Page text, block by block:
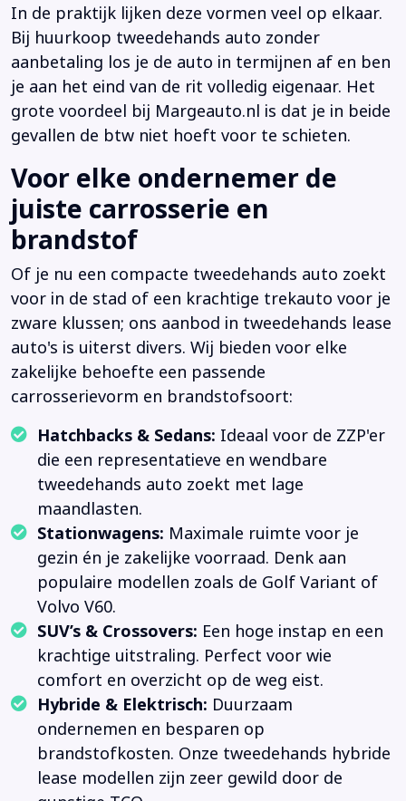
In de praktijk lijken deze vormen veel op elkaar.
Bij huurkoop tweedehands auto zonder
aanbetaling los je de auto in termijnen af en ben
je aan het eind van de rit volledig eigenaar. Het
grote voordeel bij Margeauto.nl is dat je in beide
gevallen de btw niet hoeft voor te schieten.
Voor elke ondernemer de
juiste carrosserie en
brandstof
Of je nu een compacte tweedehands auto zoekt
voor in de stad of een krachtige trekauto voor je
zware klussen; ons aanbod in tweedehands lease
auto's is uiterst divers. Wij bieden voor elke
zakelijke behoefte een passende
carrosserievorm en brandstofsoort:
Hatchbacks & Sedans: Ideaal voor de ZZP'er
die een representatieve en wendbare
tweedehands auto zoekt met lage
maandlasten.
Stationwagens: Maximale ruimte voor je
gezin én je zakelijke voorraad. Denk aan
populaire modellen zoals de Golf Variant of
Volvo V60.
SUV’s & Crossovers: Een hoge instap en een
krachtige uitstraling. Perfect voor wie
comfort en overzicht op de weg eist.
Hybride & Elektrisch: Duurzaam
ondernemen en besparen op
brandstofkosten. Onze tweedehands hybride
lease modellen zijn zeer gewild door de